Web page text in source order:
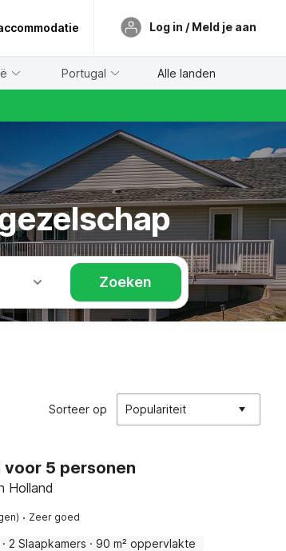
Log in / Meld je aan
Portugal Alle landen
Zoeken
Sorteer op Populariteit
voor 5 personen
Holland
· Zeer goed
· 2 Slaapkamers · 90 m² oppervlakte